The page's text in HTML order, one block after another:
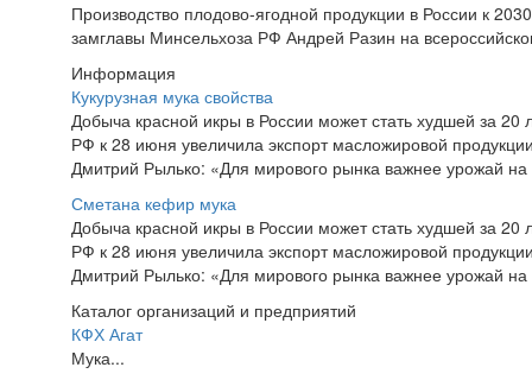
Производство плодово-ягодной продукции в России к
замглавы Минсельхоза РФ Андрей Разин на
Информация
Кукурузная мука свойства
Добыча красной икры в России может стать худшей за 20
РФ к 28 июня увеличила экспорт масложировой
Дмитрий Рылько: «Для мирового рынка важнее урожай
Сметана кефир мука
Добыча красной икры в России может стать худшей за 20
РФ к 28 июня увеличила экспорт масложировой
Дмитрий Рылько: «Для мирового рынка важнее урожай
Каталог организаций и предприятий
КФХ Агат
Мука...